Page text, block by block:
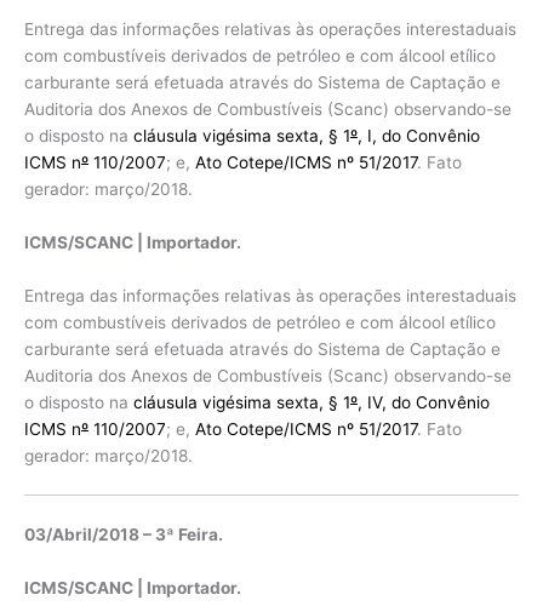
Entrega das informações relativas às operações interestaduais
com combustíveis derivados de petróleo e com álcool etílico
carburante será efetuada através do Sistema de Captação e
Auditoria dos Anexos de Combustíveis (Scanc) observando-se
o disposto na cláusula vigésima sexta, § 1º, I, do Convênio
ICMS nº 110/2007; e, Ato Cotepe/ICMS nº 51/2017. Fato
gerador: março/2018.
ICMS/SCANC | Importador.
Entrega das informações relativas às operações interestaduais
com combustíveis derivados de petróleo e com álcool etílico
carburante será efetuada através do Sistema de Captação e
Auditoria dos Anexos de Combustíveis (Scanc) observando-se
o disposto na cláusula vigésima sexta, § 1º, IV, do Convênio
ICMS nº 110/2007; e, Ato Cotepe/ICMS nº 51/2017. Fato
gerador: março/2018.
03/Abril/2018 – 3ª Feira.
ICMS/SCANC | Importador.